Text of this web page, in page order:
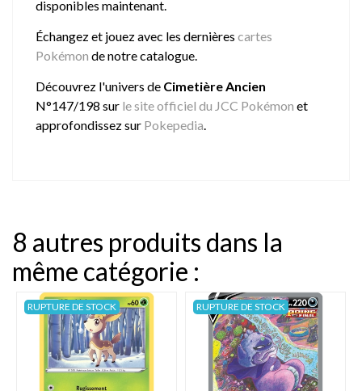
disponibles maintenant.
Échangez et jouez avec les dernières cartes
Pokémon de notre catalogue.
Découvrez l'univers de Cimetière Ancien
N°147/198 sur le site officiel du JCC Pokémon et
approfondissez sur Pokepedia.
8 autres produits dans la
même catégorie :
RUPTURE DE STOCK RUPTURE DE STOCK